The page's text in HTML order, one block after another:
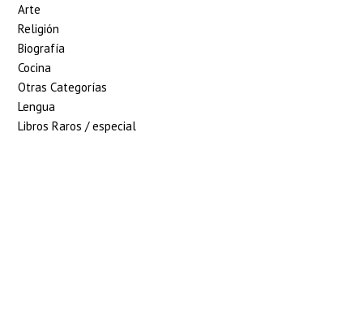
Arte
Religión
Biografía
Cocina
Otras Categorías
Lengua
Libros Raros / especial